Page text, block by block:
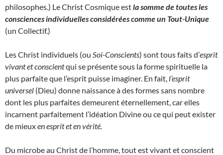
philosophes.) Le Christ Cosmique estla somme de toutes les
consciences individuelles considérées comme un Tout-Unique
(un Collectif.)
Les Christ individuels (ou Soi-Conscients) sont tous faits d’esprit
vivant et conscientqui se présente sous la forme spirituelle la
plus parfaite que l’esprit puisse imaginer. En fait, l’esprit
universel (Dieu) donne naissance à des formes sans nombre
dont les plus parfaites demeurent éternellement, car elles
incarnent parfaitement l’idéation Divine ou ce qui peut exister
de mieuxen esprit et en vérité.
Du microbe au Christ de l’homme, tout est vivant et conscient